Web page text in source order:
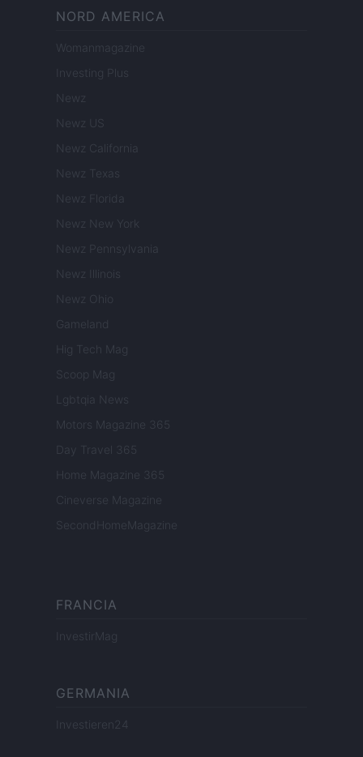
NORD AMERICA
Womanmagazine
Investing Plus
Newz
Newz US
Newz California
Newz Texas
Newz Florida
Newz New York
Newz Pennsylvania
Newz Illinois
Newz Ohio
Gameland
Hig Tech Mag
Scoop Mag
Lgbtqia News
Motors Magazine 365
Day Travel 365
Home Magazine 365
Cineverse Magazine
SecondHomeMagazine
FRANCIA
InvestirMag
GERMANIA
Investieren24